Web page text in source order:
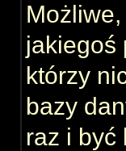
jakiegoś
którzy
bazy
raz i być